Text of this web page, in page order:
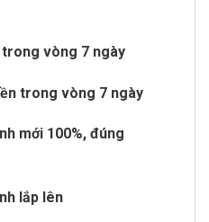
vòng 7 ngày
trong vòng 7 ngày
mới 100%, đúng
lắp lên